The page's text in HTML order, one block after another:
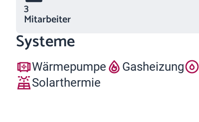
3
Mitarbeiter
Systeme
Wärmepumpe Gasheizung
Solarthermie